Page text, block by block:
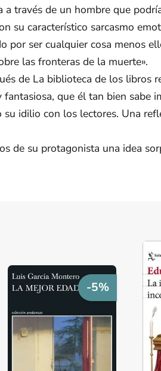
través de un hombre que
su característico sarcasmo
por ser cualquier cosa menos
las fronteras de la muerte».
de La biblioteca de los libros
que él tan bien sabe
idilio con los lectores. Una
de su protagonista una idea
-5%